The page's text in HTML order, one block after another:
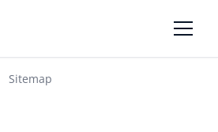
Sitemap